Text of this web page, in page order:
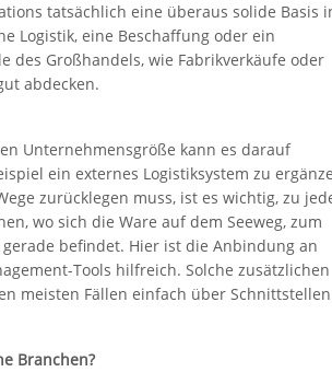
tatsächlich eine überaus solide Basis
Logistik, eine Beschaffung oder ein
des Großhandels, wie Fabrikverkäufe oder
abdecken.
Unternehmensgröße kann es darauf
ein externes Logistiksystem zu
zurücklegen muss, ist es wichtig, zu
wo sich die Ware auf dem Seeweg, zum
befindet. Hier ist die Anbindung an
Tools hilfreich. Solche zusätzlichen
meisten Fällen einfach über Schnittstellen
Branchen?